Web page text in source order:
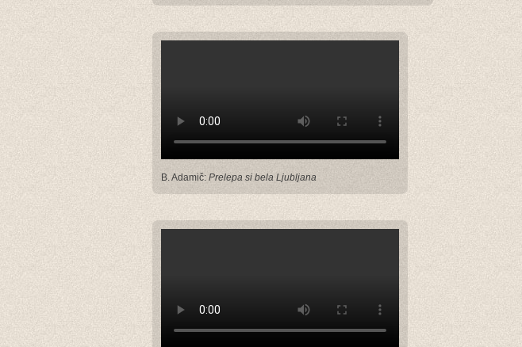
B. Adamič: Prelepa si bela Ljubljana